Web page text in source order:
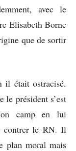
avec le
Elisabeth Borne
que de sortir
était ostracisé.
le président s’est
camp en lui
contrer le RN. Il
plan moral mais